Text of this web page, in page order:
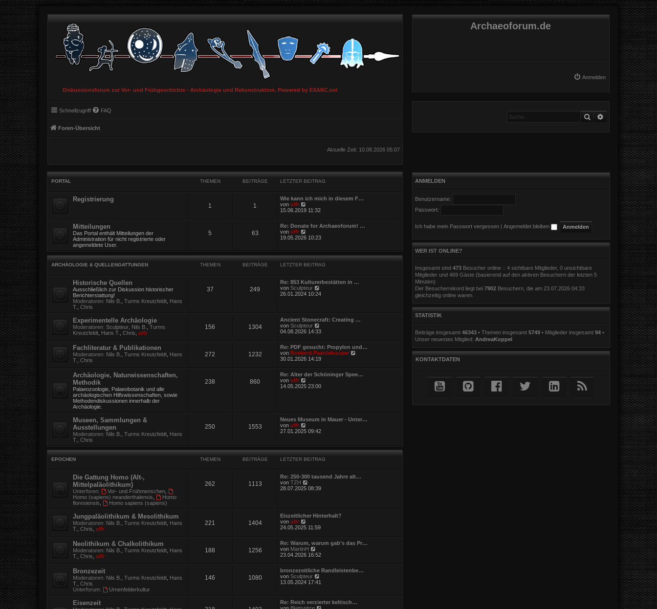
Diskussionsforum zur Vor- und Frühgeschichte - Archäologie und Rekonstruktion. Powered by EXARC.net
Archaeoforum.de
Anmelden
Schnellzugriff FAQ
Foren-Übersicht
Suche Erweiterte Suche
Aktuelle Zeit: 10.08.2026 05:07
PORTAL THEMEN BEITRÄGE LETZTER BEITRAG
Registrierung
1 1
Wie kann ich mich in diesem F…
vonulfr
e
e
s
e
B
e
i
t
a
g
15.06.2019 11:32
Mitteilungen
Das Portal enthält Mitteilungen der
Administration für nicht registrierte oder
angemeldete User.
5 63
Re: Donate for Archaeoforum! …
vonulfr
e
s
e
e
i
t
g
19.05.2026 10:23
ARCHÄOLOGIE & QUELLENGATTUNGEN THEMEN BEITRÄGE LETZTER BEITRAG
Historische Quellen
Ausschließlich zur Diskussion historischer
Berichterstattung!
Moderatoren: Nils B. Turms Kreutzfeldt Hans
T.
Chris
37 249
Re: 853 Kulturerbestätten in …
vonSculpteur
e
e
r
B
e
i
t
r
g
26.01.2024 10:24
Experimentelle Archäologie
Moderatoren: Sculpteur Nils B.
Turms
Kreutzfeldt Hans T. Chris ulfr
156 1304
Ancient Stonecraft: Creating …
vonSculpteur
e
e
s
t
e
B
e
i
t
04.08.2026 14:33
Fachliteratur & Publikationen
Moderatoren: Nils B. Turms Kreutzfeldt Hans
T.
Chris
272 1232
Re: PDF gesucht: Propylon und…
vonRoeland Paardekooper
e
s
t
r
30.01.2026 14:19
Archäologie, Naturwissenschaften,
Methodik
Palaeozoologie, Palaeobotanik und alle
archäologischen Hilfswissenschaften, sowie
Methodendiskussionen innerhalb der
Archäologie.
238 860
Re: Alter der Schöninger Spee…
vonulfr
e
e
r
e
r
g
14.05.2025 23:00
Museen, Sammlungen &
Ausstellungen
Moderatoren: Nils B. Turms Kreutzfeldt Hans
T.
Chris
250 1553
Neues Museum in Mauer - Unter…
vonulfr
e
s
e
B
e
i
t
27.01.2025 09:42
EPOCHEN THEMEN BEITRÄGE LETZTER BEITRAG
Die Gattung Homo (Alt-,
Mittelpaläolithikum)
Unterforen: Vor- und Frühmenschen,
Homo (sapiens) neanderthalensis
Homo
floresiensis
Homo sapiens (sapiens)
262 1113
Re: 250-300 tausend Jahre alt…
vonTZH
e
t
e
B
t
r
a
g
28.07.2025 08:39
Jungpaläolithikum & Mesolithikum
Moderatoren: Nils B. Turms Kreutzfeldt Hans
T.
Chris ulfr
221 1404
Eiszeitlicher Hinterhalt?
vonulfr
e
e
s
t
e
B
e
i
a
g
24.05.2025 11:59
Neolithikum & Chalkolithikum
Moderatoren: Nils B. Turms Kreutzfeldt Hans
T.
Chris ulfr
188 1256
Re: Warum, warum gab's das Pr…
von MartinH
e
e
s
t
e
B
e
i
23.04.2026 16:52
Bronzezeit
Moderatoren: Nils B. Turms Kreutzfeldt Hans
T.
Chris
Unterforum:
Urnenfelderkultur
146 1080
bronzezeitliche Randleistenbe…
vonSculpteur
e
t
13.05.2024 17:41
Eisenzeit
Re: Reich verzierter keltisch…
ANMELDEN
Benutzername:
Passwort:
Ich habe mein Passwort vergessen | Angemeldet bleiben
WER IST ONLINE?
Insgesamt sind 473Besucher online :: 4 sichtbare Mitglieder, 0 unsichtbare
Mitglieder und 469 Gäste (basierend auf den aktiven Besuchern der letzten 5
Minuten)
Der Besucherrekord liegt bei 7902Besuchern, die am 23.07.2026 04:33
gleichzeitig online waren.
STATISTIK
Beiträge insgesamt 46343• Themen insgesamt 5749• Mitglieder insgesamt 94•
Unser neuestes Mitglied: AndreaKoppel
KONTAKTDATEN